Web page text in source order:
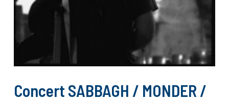
Concert SABBAGH / MONDER /